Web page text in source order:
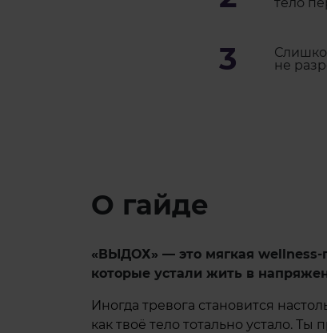
3
не
О гайде
«ВЫДОХ» — это мягкая wellness-
которые устали жить в
Иногда тревога становится
как твоё тело тотально устало.